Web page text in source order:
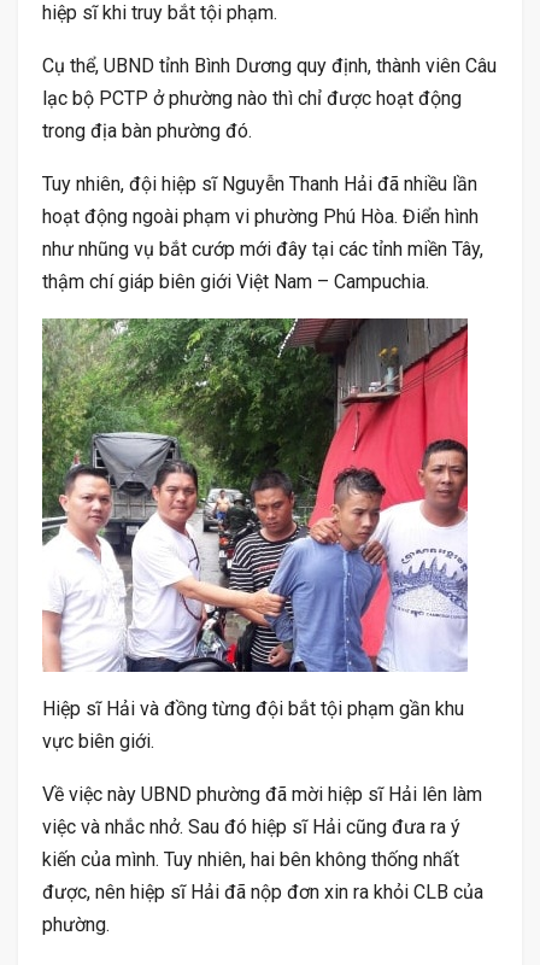
hiệp sĩ khi truy bắt tội phạm.
Cụ thể, UBND tỉnh Bình Dương quy định, thành viên Câu
lạc bộ PCTP ở phường nào thì chỉ được hoạt động
trong địa bàn phường đó.
Tuy nhiên, đội hiệp sĩ Nguyễn Thanh Hải đã nhiều lần
hoạt động ngoài phạm vi phường Phú Hòa. Điển hình
như nhũng vụ bắt cướp mới đây tại các tỉnh miền Tây,
thậm chí giáp biên giới Việt Nam – Campuchia.
Hiệp sĩ Hải và đồng từng đội bắt tội phạm gần khu
vực biên giới.
Về việc này UBND phường đã mời hiệp sĩ Hải lên làm
việc và nhắc nhở. Sau đó hiệp sĩ Hải cũng đưa ra ý
kiến của mình. Tuy nhiên, hai bên không thống nhất
được, nên hiệp sĩ Hải đã nộp đơn xin ra khỏi CLB của
phường.